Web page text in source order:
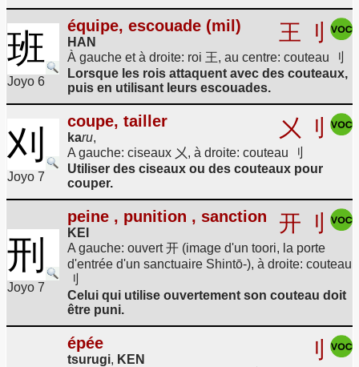
班
Joyo 6
équipe, escouade (mil)
HAN 王 刂
À gauche et à droite: roi 王, au centre: couteau 刂
Lorsque les rois attaquent avec des couteaux,
puis en utilisant leurs escouades.
刈
Joyo 7
coupe, tailler
karu, 㐅 刂
A gauche: ciseaux 㐅, à droite: couteau 刂
Utiliser des ciseaux ou des couteaux pour
couper.
刑
Joyo 7
peine , punition , sanction
KEI 开 刂
A gauche: ouvert 开 (image d'un toori, la porte
d'entrée d'un sanctuaire Shintō-), à droite: couteau
刂
Celui qui utilise ouvertement son couteau doit
être puni.
épée
tsurugi, KEN 刂